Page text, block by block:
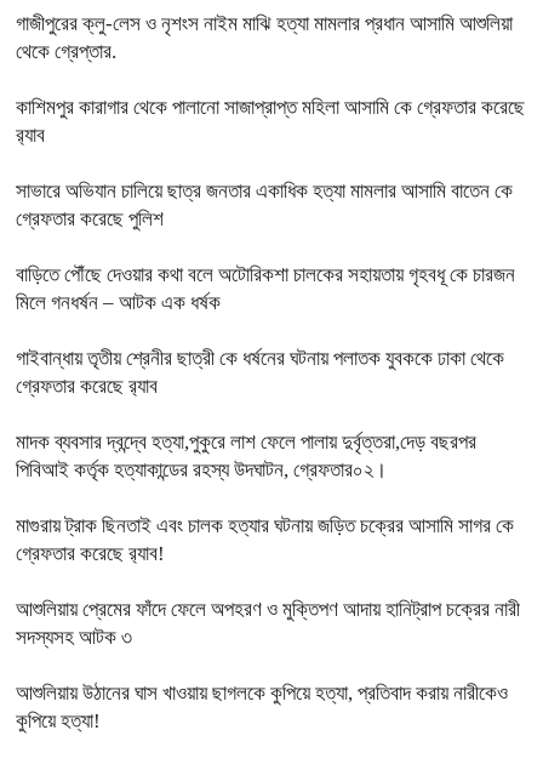
গাজীপুরের ক্লু-লেস ও নৃশংস নাইম মাঝি হত্যা মামলার প্রধান আসামি আশুলিয়া
থেকে গ্রেপ্তার.
কাশিমপুর কারাগার থেকে পালানো সাজাপ্রাপ্ত মহিলা আসামি কে গ্রেফতার করেছে
র‍্যাব
সাভারে অভিযান চালিয়ে ছাত্র জনতার একাধিক হত্যা মামলার আসামি বাতেন কে
গ্রেফতার করেছে পুলিশ
বাড়িতে পৌঁছে দেওয়ার কথা বলে অটোরিকশা চালকের সহায়তায় গৃহবধূ কে চারজন
মিলে গনধর্ষন – আটক এক ধর্ষক
গাইবান্ধায় তৃতীয় শ্রেনীর ছাত্রী কে ধর্ষনের ঘটনায় পলাতক যুবককে ঢাকা থেকে
গ্রেফতার করেছে র‍্যাব
মাদক ব্যবসার দ্বন্দ্বে হত্যা,পুকুরে লাশ ফেলে পালায় দুর্বৃত্তরা,দেড় বছরপর
পিবিআই কর্তৃক হত্যাকান্ডের রহস্য উদঘাটন, গ্রেফতার০২।
মাগুরায় ট্রাক ছিনতাই এবং চালক হত্যার ঘটনায় জড়িত চক্রের আসামি সাগর কে
গ্রেফতার করেছে র‍্যাব!
আশুলিয়ায় প্রেমের ফাঁদে ফেলে অপহরণ ও মুক্তিপণ আদায় হানিট্রাপ চক্রের নারী
সদস্যসহ আটক ৩
আশুলিয়ায় উঠানের ঘাস খাওয়ায় ছাগলকে কুপিয়ে হত্যা, প্রতিবাদ করায় নারীকেও
কুপিয়ে হত্যা!